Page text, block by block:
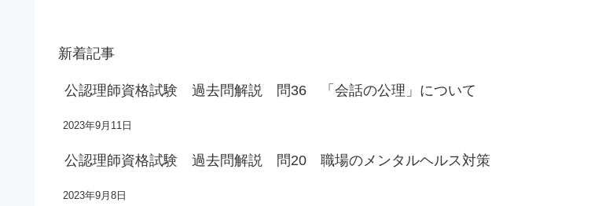
新着記事
公認理師資格試験 過去問解説 問36 「会話の公理」について
2023年9月11日
公認理師資格試験 過去問解説 問20 職場のメンタルヘルス対策
2023年9月8日